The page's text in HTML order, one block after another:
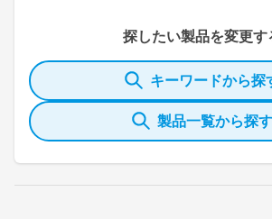
探したい製品を変更す
キーワードから探
製品一覧から探す